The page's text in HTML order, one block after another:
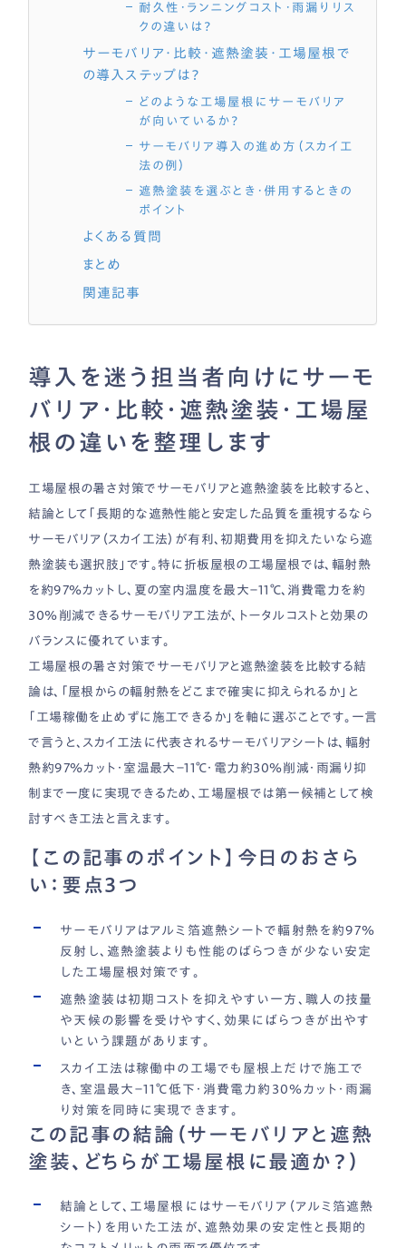
耐久性・ランニングコスト・雨漏りリス
クの違いは？
サーモバリア・比較・遮熱塗装・工場屋根で
の導入ステップは？
どのような工場屋根にサーモバリア
が向いているか？
サーモバリア導入の進め方（スカイ工
法の例）
遮熱塗装を選ぶとき・併用するときの
ポイント
よくある質問
まとめ
関連記事
導入を迷う担当者向けにサーモ
バリア・比較・遮熱塗装・工場屋
根の違いを整理します
工場屋根の暑さ対策でサーモバリアと遮熱塗装を比較すると、
結論として「長期的な遮熱性能と安定した品質を重視するなら
サーモバリア（スカイ工法）が有利、初期費用を抑えたいなら遮
熱塗装も選択肢」です。特に折板屋根の工場屋根では、輻射熱
を約97％カットし、夏の室内温度を最大−11℃、消費電力を約
30％削減できるサーモバリア工法が、トータルコストと効果の
バランスに優れています。
工場屋根の暑さ対策でサーモバリアと遮熱塗装を比較する結
論は、「屋根からの輻射熱をどこまで確実に抑えられるか」と
「工場稼働を止めずに施工できるか」を軸に選ぶことです。一言
で言うと、スカイ工法に代表されるサーモバリアシートは、輻射
熱約97％カット・室温最大−11℃・電力約30％削減・雨漏り抑
制まで一度に実現できるため、工場屋根では第一候補として検
討すべき工法と言えます。
【この記事のポイント】今日のおさら
い：要点3つ
サーモバリアはアルミ箔遮熱シートで輻射熱を約97％
反射し、遮熱塗装よりも性能のばらつきが少ない安定
した工場屋根対策です。
遮熱塗装は初期コストを抑えやすい一方、職人の技量
や天候の影響を受けやすく、効果にばらつきが出やす
いという課題があります。
スカイ工法は稼働中の工場でも屋根上だけで施工で
き、室温最大−11℃低下・消費電力約30％カット・雨漏
り対策を同時に実現できます。
この記事の結論（サーモバリアと遮熱
塗装、どちらが工場屋根に最適か？）
結論として、工場屋根にはサーモバリア（アルミ箔遮熱
シート）を用いた工法が、遮熱効果の安定性と長期的